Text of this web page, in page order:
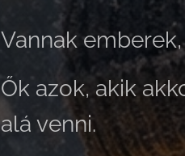
Vannak
Ők azok, akik
alá venni.